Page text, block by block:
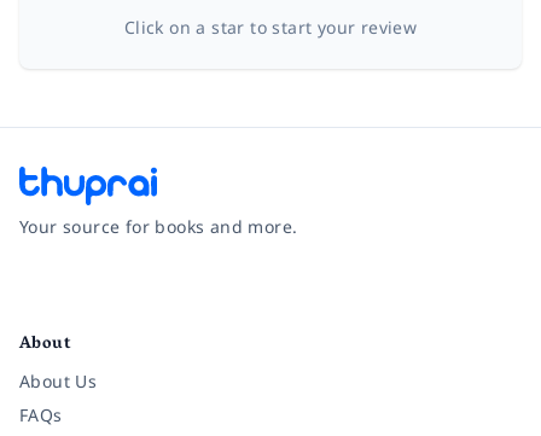
Click on a star to start your review
Your source for books and more.
About
About Us
FAQs